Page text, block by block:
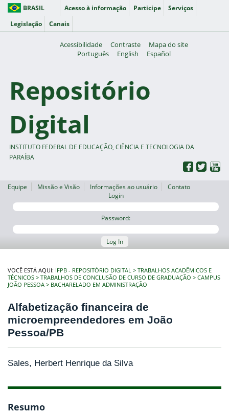
BRASIL Acesso à informação Participe
Serviços
Legislação
Canais
Acessibilidade Contraste
Mapa do site
Português
English Español
Repositório
Digital
INSTITUTO FEDERAL DE EDUCAÇÃO, CIÊNCIA E TECNOLOGIA DA
PARAÍBA
Equipe Missão e Visão Informações ao usuário
Contato
Login
Password:
Log In
VOCÊ ESTÁ AQUI: IFPB - REPOSITÓRIO DIGITAL
TRABALHOS ACADÊMICOS E
TÉCNICOS
TRABALHOS DE CONCLUSÃO DE CURSO DE GRADUAÇÃO
CAMPUS
JOÃO PESSOA
BACHARELADO EM ADMINISTRAÇÃO
Alfabetização financeira de
microempreendedores em João
Pessoa/PB
Sales, Herbert Henrique da Silva
Resumo